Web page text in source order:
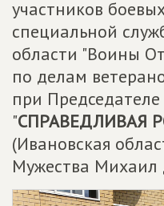
участников
специальной
области "Воины
по делам
при
"СПРАВЕДЛИВАЯ
(Ивановская
Мужества Михаил